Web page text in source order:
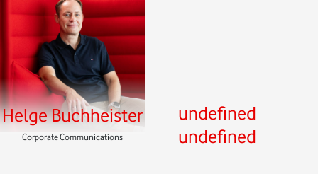
Helge Buchheister
Corporate Communications
undefined
undefined